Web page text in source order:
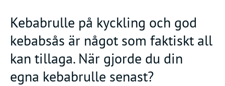
Kebabrulle på kyckling och god
kebabsås är något som faktiskt all
kan tillaga. När gjorde du din
egna kebabrulle senast?